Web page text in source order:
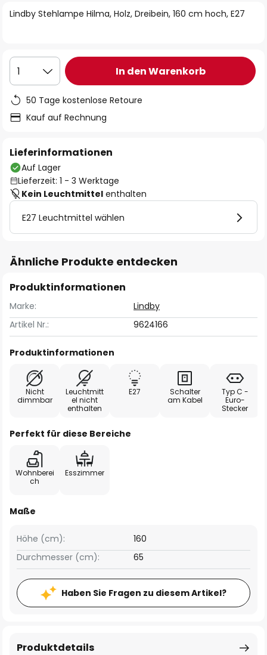
Lindby Stehlampe Hilma, Holz, Dreibein, 160 cm hoch, E27
1 In den Warenkorb
50 Tage kostenlose Retoure
Kauf auf Rechnung
Lieferinformationen
Auf Lager
Lieferzeit: 1 - 3 Werktage
Kein Leuchtmittel enthalten
E27 Leuchtmittel wählen
Ähnliche Produkte entdecken
Produktinformationen
Marke:
Lindby
Artikel Nr.:
9624166
Produktinformationen
Nicht
dimmbar
Leuchtmitt
el nicht
enthalten
E27
Schalter
am Kabel
Typ C -
Euro-
Stecker
Perfekt für diese Bereiche
Wohnberei
ch
Esszimmer
Maße
Höhe (cm):
160
Durchmesser (cm):
65
Haben Sie Fragen zu diesem Artikel?
Produktdetails